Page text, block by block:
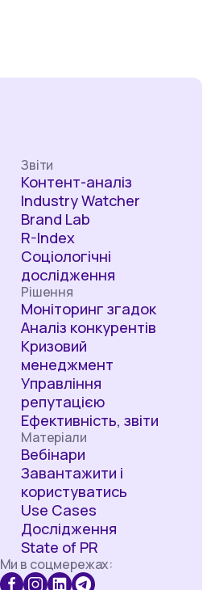
Звіти
Контент-аналіз
Industry Watcher
Brand Lab
R-Index
Соціологічні
дослідження
Рішення
Моніторинг згадок
Аналіз конкурентів
Кризовий
менеджмент
Управління
репутацією
Ефективність, звіти
Матеріали
Вебінари
Завантажити і
користуватись
Use Cases
Дослідження
State of PR
Ми в соцмережах: